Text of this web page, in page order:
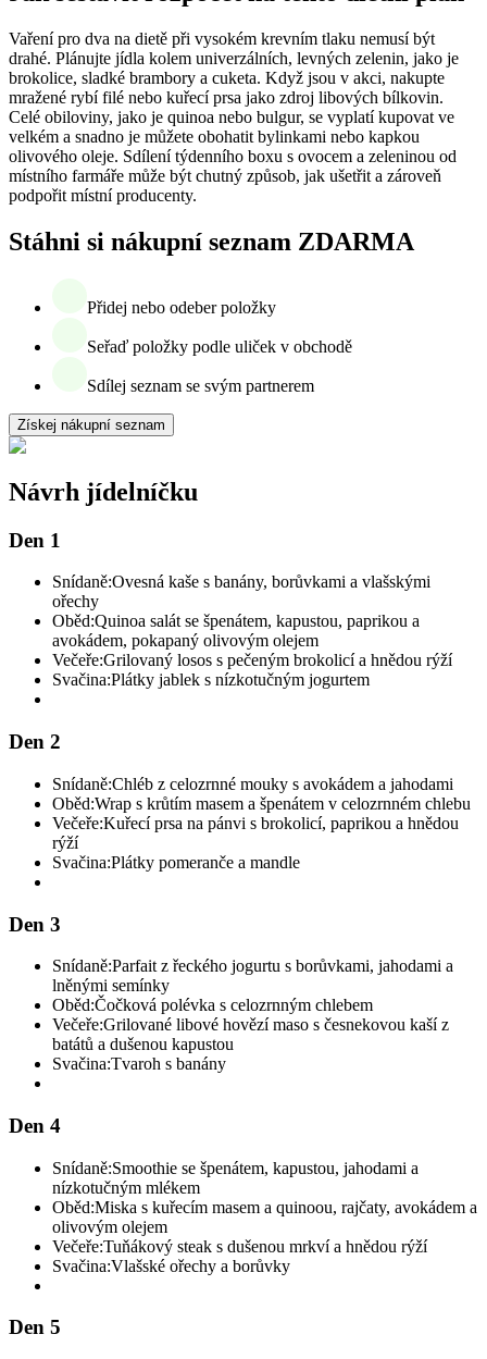
Vaření pro dva na dietě při vysokém krevním tlaku nemusí být
drahé. Plánujte jídla kolem univerzálních, levných zelenin, jako je
brokolice, sladké brambory a cuketa. Když jsou v akci, nakupte
mražené rybí filé nebo kuřecí prsa jako zdroj libových bílkovin.
Celé obiloviny, jako je quinoa nebo bulgur, se vyplatí kupovat ve
velkém a snadno je můžete obohatit bylinkami nebo kapkou
olivového oleje. Sdílení týdenního boxu s ovocem a zeleninou od
místního farmáře může být chutný způsob, jak ušetřit a zároveň
podpořit místní producenty.
Stáhni si nákupní seznam ZDARMA
Přidej nebo odeber položky
Seřaď položky podle uliček v obchodě
Sdílej seznam se svým partnerem
Získej nákupní seznam
Návrh jídelníčku
Den 1
Snídaně:Ovesná kaše s banány, borůvkami a vlašskými
ořechy
Oběd:Quinoa salát se špenátem, kapustou, paprikou a
avokádem, pokapaný olivovým olejem
Večeře:Grilovaný losos s pečeným brokolicí a hnědou rýží
Svačina:Plátky jablek s nízkotučným jogurtem
Den 2
Snídaně:Chléb z celozrnné mouky s avokádem a jahodami
Oběd:Wrap s krůtím masem a špenátem v celozrnném chlebu
Večeře:Kuřecí prsa na pánvi s brokolicí, paprikou a hnědou
rýží
Svačina:Plátky pomeranče a mandle
Den 3
Snídaně:Parfait z řeckého jogurtu s borůvkami, jahodami a
lněnými semínky
Oběd:Čočková polévka s celozrnným chlebem
Večeře:Grilované libové hovězí maso s česnekovou kaší z
batátů a dušenou kapustou
Svačina:Tvaroh s banány
Den 4
Snídaně:Smoothie se špenátem, kapustou, jahodami a
nízkotučným mlékem
Oběd:Miska s kuřecím masem a quinoou, rajčaty, avokádem a
olivovým olejem
Večeře:Tuňákový steak s dušenou mrkví a hnědou rýží
Svačina:Vlašské ořechy a borůvky
Den 5